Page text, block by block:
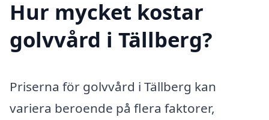
Hur mycket kostar
golvvård i Tällberg?
Priserna för golvvård i Tällberg kan
variera beroende på flera faktorer,